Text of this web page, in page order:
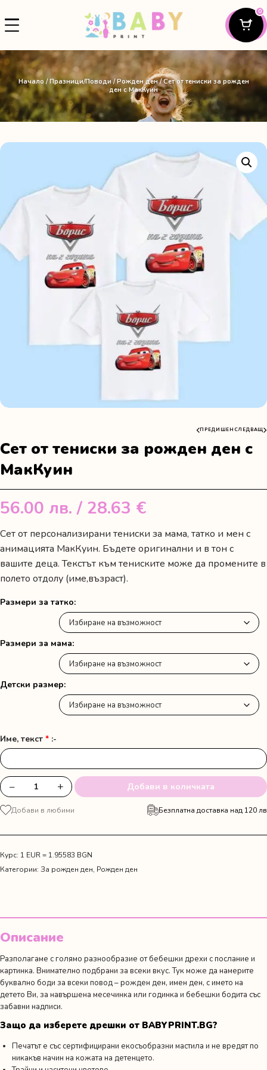
0
Начало /Празници/Поводи/Рожден ден/ Сет от тениски за рожден
ден с МакКуин
ПРЕДИШЕН СЛЕДВАЩ
Сет от тениски за рожден ден с
МакКуин
56.00 лв. / 28.63 €
Сет от персонализирани тениски за мама, татко и мен с
анимацията МакКуин. Бъдете оригинални и в тон с
вашите деца. Текстът към тениските може да промените в
полето отдолу (име,възраст).
Размери за татко
Размери за мама
Детски размер
Име, текст * :-
количество
за
Сет
за
рожден
− + Добави в количката
Добави в любими Безплатна доставка над 120 лв
Курс: 1 EUR = 1.95583 BGN
Категории: За рожден ден, Рожден ден
Описание
Разполагаме с голямо разнообразие от бебешки дрехи с послание и
картинка. Внимателно подбрани за всеки вкус. Тук може да намерите
буквално боди за всеки повод –рожден ден, имен ден, с името на
детето Ви, за навършена месечинка или годинка и бебешки бодита със
забавни надписи.
Защо да изберете дрешки от BABYPRINT.BG?
Печатът е със сертифицирани екосъобразни мастила и не вредят по
никакъв начин на кожата на детенцето.